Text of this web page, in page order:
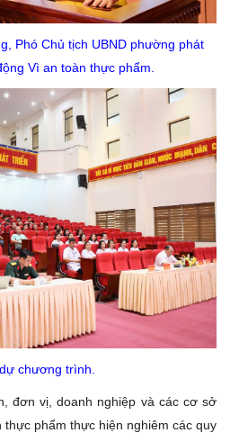
Phó Chủ tịch UBND phường phát
Vì an toàn thực phẩm.
chương trình.
đơn vị, doanh nghiệp và các cơ sở
phẩm thực hiện nghiêm các quy